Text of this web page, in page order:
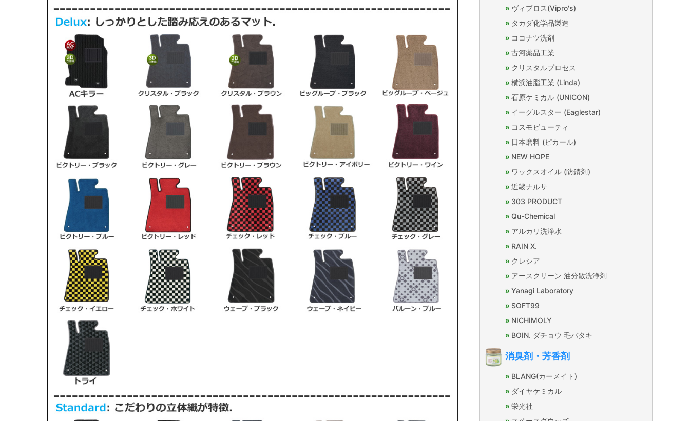
ヴィプロス(Vipro's)
タカダ化学品製造
ココナツ洗剤
古河薬品工業
クリスタルプロセス
横浜油脂工業 (Linda)
石原ケミカル (UNICON)
イーグルスター (Eaglestar)
コスモビューティ
日本磨料 (ピカール)
NEW HOPE
ワックスオイル (防錆剤)
近畿ナルサ
303 PRODUCT
Qu-Chemical
アルカリ洗浄水
RAIN X.
クレシア
アースクリーン 油分散洗浄剤
Yanagi Laboratory
SOFT99
NICHIMOLY
BOIN. ダチョウ 毛バタキ
消臭剤・芳香剤
BLANG(カーメイト)
ダイヤケミカル
栄光社